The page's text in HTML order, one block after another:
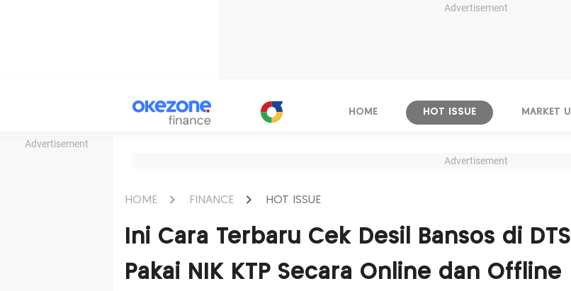
Advertisement
Advertisement
HOME HOT ISSUE MARKET
Advertisement
HOME FINANCE HOT ISSUE
Ini Cara Terbaru Cek Desil Bansos di
Pakai NIK KTP Secara Online dan Offline